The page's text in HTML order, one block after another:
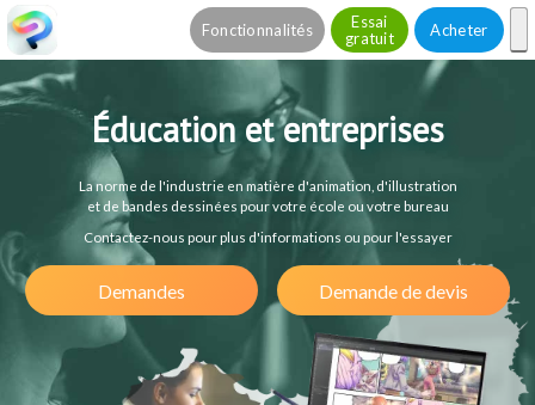
Fonctionnalités
Essai
gratuit
Acheter
Éducation et entreprises
La norme de l'industrie en matière d'animation, d'illustration
et de bandes dessinées pour votre école ou votre bureau
Contactez-nous pour plus d'informations ou pour l'essayer
Demandes Demande de devis